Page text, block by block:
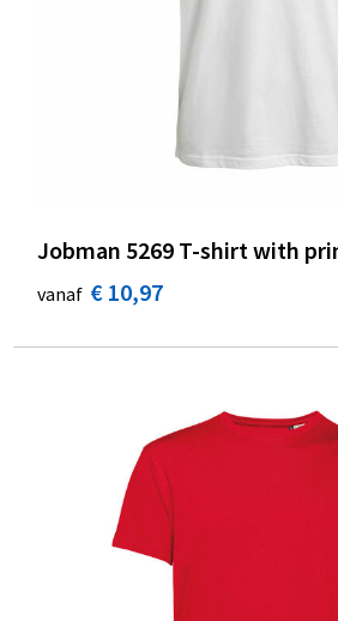
Jobman 5269 T-shirt with
vanaf € 10,97